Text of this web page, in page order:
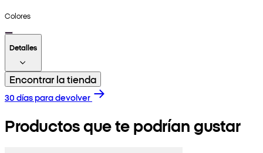
Colores
Detalles
Encontrar la tienda
30 días para devolver
Productos que te podrían gustar